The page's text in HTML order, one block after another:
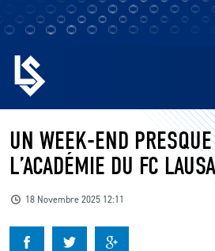
EQUIPES
BILLETTERIE
UN WEEK-END
L’ACADÉMIE DU FC
18 Novembre 2025 12:11